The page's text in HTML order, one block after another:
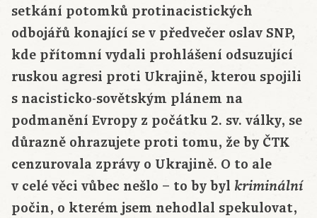
setkání potomků protinacistických
odbojářů konající se v předvečer oslav SNP,
kde přítomní vydali prohlášení odsuzující
ruskou agresi proti Ukrajině, kterou spojili
s nacisticko-sovětským plánem na
podmanění Evropy z počátku 2. sv. války, se
důrazně ohrazujete proti tomu, že by ČTK
cenzurovala zprávy o Ukrajině. O to ale
v celé věci vůbec nešlo – to by byl kriminální
počin, o kterém jsem nehodlal spekulovat,